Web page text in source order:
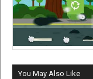
You May Also Like